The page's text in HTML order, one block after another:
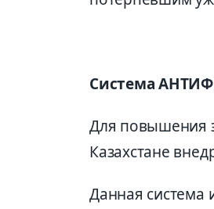
Система
Для повышения
Казахстане
Данная система